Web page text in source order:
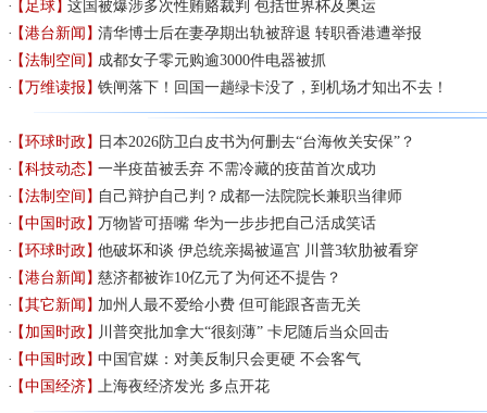
【足球】这国被爆涉多次性贿赂裁判 包括世界杯及奥运
【港台新闻】清华博士后在妻孕期出轨被辞退 转职香港遭举报
【法制空间】成都女子零元购逾3000件电器被抓
【万维读报】铁闸落下！回国一趟绿卡没了，到机场才知出不去！
【环球时政】 日本2026防卫白皮书为何删去“台海攸关安保”？
【科技动态】一半疫苗被丢弃 不需冷藏的疫苗首次成功
【法制空间】自己辩护自己判？成都一法院院长兼职当律师
【中国时政】万物皆可捂嘴 华为一步步把自己活成笑话
【环球时政】他破坏和谈 伊总统亲揭被逼宫 川普3软肋被看穿
【港台新闻】慈济都被诈10亿元了为何还不提告？
【其它新闻】加州人最不爱给小费 但可能跟吝啬无关
【加国时政】川普突批加拿大“很刻薄” 卡尼随后当众回击
【中国时政】中国官媒：对美反制只会更硬 不会客气
【中国经济】上海夜经济发光 多点开花